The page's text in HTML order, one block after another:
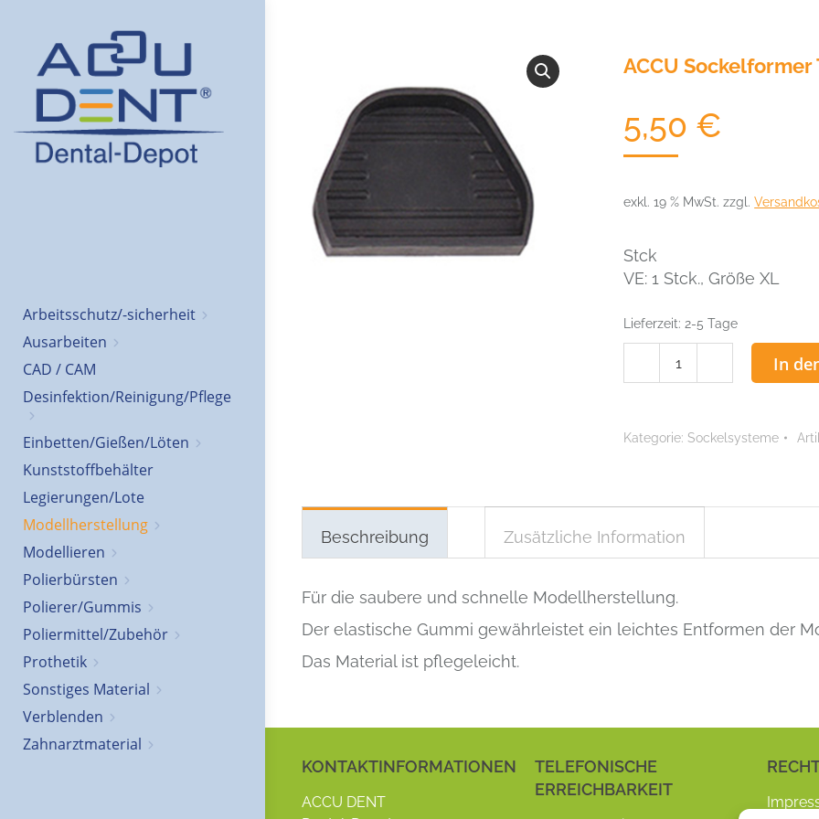
Arbeitsschutz/-sicherheit
Ausarbeiten
CAD / CAM
Desinfektion/Reinigung/Pflege
Einbetten/Gießen/Löten
Kunststoffbehälter
Legierungen/Lote
Modellherstellung
Modellieren
Polierbürsten
Polierer/Gummis
Poliermittel/Zubehör
Prothetik
Sonstiges Material
Verblenden
Zahnarztmaterial
ACCU Sockelformer
5,50 €
exkl. 19 % MwSt. zzgl.
Stck
VE: 1 Stck., Größe XL
Lieferzeit: 2-5 Tage
Menge
In
Kategorie:Sockelsysteme
Beschreibung Zusätzliche Information
Für die saubere und schnelle Modellherstellung.
Der elastische Gummi gewährleistet ein leichtes Entformen der
Das Material ist pflegeleicht.
KONTAKTINFORMATIONEN
ACCU DENT
TELEFONISCHE
ERREICHBARKEIT